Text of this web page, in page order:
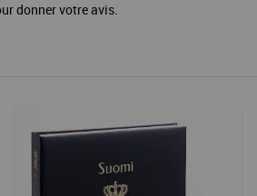
donner votre avis.